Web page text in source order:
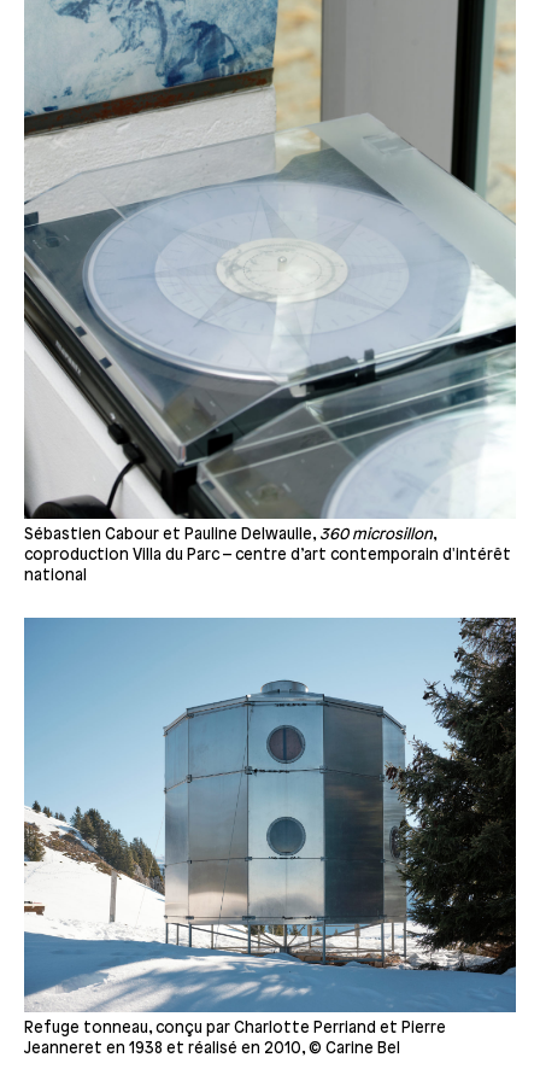
Sébastien Cabour et Pauline Delwaulle, 360 microsillon,
coproduction Villa du Parc – centre d’art contemporain d'intérêt
national
Refuge tonneau, conçu par Charlotte Perriand et Pierre
Jeanneret en 1938 et réalisé en 2010, © Carine Bel